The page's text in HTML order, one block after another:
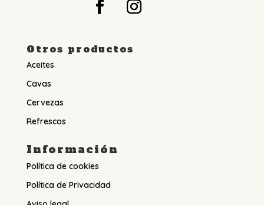
Otros productos
Aceites
Cavas
Cervezas
Refrescos
Información
Política de cookies
Política de Privacidad